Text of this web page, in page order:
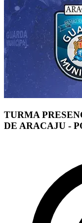
TURMA
DE ARACAJU -